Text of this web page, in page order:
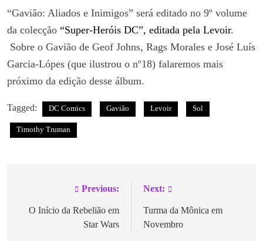
“Gavião: Aliados e Inimigos” será editado no 9º volume
da colecção “Super-Heróis DC”, editada pela Levoir.
Sobre o Gavião de Geof Johns, Rags Morales e José Luís
Garcia-Lópes (que ilustrou o nº18) falaremos mais
próximo da edição desse álbum.
Tagged: DC Comics Gavião Levoir Sol
Timothy Truman
Previous:
O Início da Rebelião em
Star Wars
Next:
Turma da Mônica em
Novembro